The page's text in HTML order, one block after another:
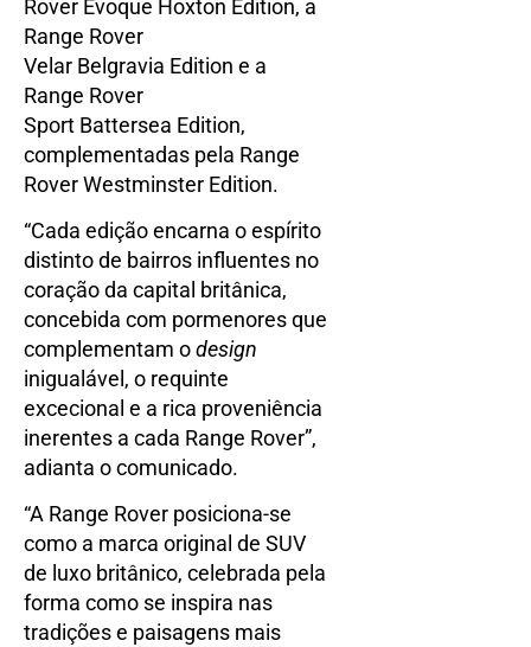
Rover Evoque Hoxton Edition, a
Range Rover
Velar Belgravia Edition e a
Range Rover
Sport Battersea Edition,
complementadas pela Range
Rover Westminster Edition.
“Cada edição encarna o espírito
distinto de bairros influentes no
coração da capital britânica,
concebida com pormenores que
complementam odesign
inigualável, o requinte
excecional e a rica proveniência
inerentes a cada Range Rover”,
adianta o comunicado.
“A Range Rover posiciona-se
como a marca original de SUV
de luxo britânico, celebrada pela
forma como se inspira nas
tradições e paisagens mais